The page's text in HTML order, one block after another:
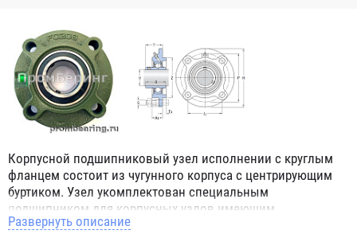
Корпусной подшипниковый узел исполнении с круглым
фланцем состоит из чугунного корпуса с центрирующим
буртиком. Узел укомплектован специальным
подшипником для корпусных узлов имеющим
сферическое наружное кольцо. При монтаже корпусных
Развернуть описание